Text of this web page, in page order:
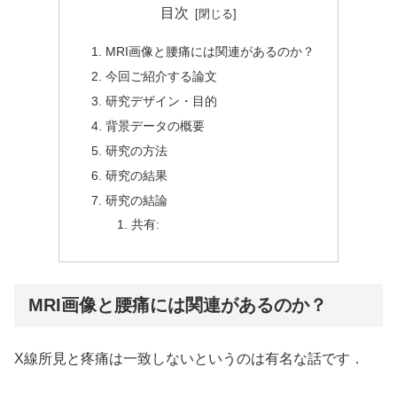
目次
MRI画像と腰痛には関連があるのか？
今回ご紹介する論文
研究デザイン・目的
背景データの概要
研究の方法
研究の結果
研究の結論
共有:
MRI画像と腰痛には関連があるのか？
X線所見と疼痛は一致しないというのは有名な話です．